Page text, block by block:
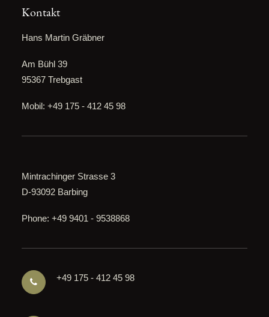
Kontakt
Hans Martin Gräbner
Am Bühl 39
95367 Trebgast
Mobil: +49 175 - 412 45 98
Mintrachinger Strasse 3
D-93092 Barbing
Phone: +49 9401 - 9538868
+49 175 - 412 45 98